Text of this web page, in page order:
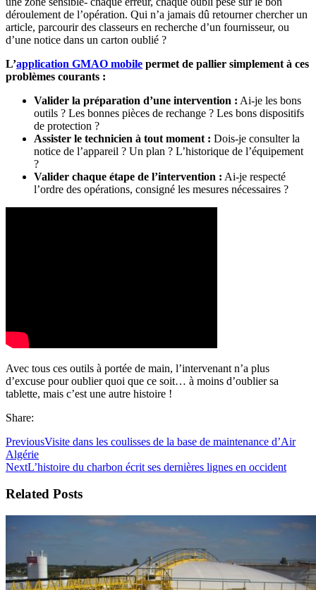
déroulement de l’opération. Qui n’a jamais dû retourner chercher un
article, parcourir des classeurs en recherche d’un fournisseur, ou
d’une notice dans un carton oublié ?
L’application GMAO mobile permet de pallier simplement à ces
problèmes courants :
Valider la préparation d’une intervention : Ai-je les bons
outils ? Les bonnes pièces de rechange ? Les bons dispositifs
de protection ?
Assister le technicien à tout moment : Dois-je consulter la
notice de l’appareil ? Un plan ? L’historique de l’équipement
?
Valider chaque étape de l’intervention : Ai-je respecté
l’ordre des opérations, consigné les mesures nécessaires ?
Avec tous ces outils à portée de main, l’intervenant n’a plus
d’excuse pour oublier quoi que ce soit… à moins d’oublier sa
tablette, mais c’est une autre histoire !
Share:
PreviousVisite dans les coulisses de la base de maintenance d’Air
Algérie
NextL’histoire du charbon écrit ses dernières lignes en occident
Related Posts